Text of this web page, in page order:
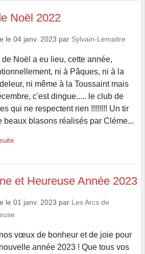
Noël 2022
le 04 janv. 2023 par Sylvain-Lemaitre
de Noël a eu lieu, cette année,
ni à Pâques, ni à la
ni même à la Toussaint mais
c'est dingue..... le club de
qui ne respectent rien !!!!!!!! Un tir
beaux blasons réalisés par Cléme...
et Heureuse Année 2023
le 01 janv. 2023 par Les Arcs de
vœux de bonheur et de joie pour
année 2023 ! Que tous vos